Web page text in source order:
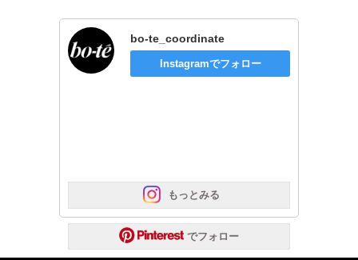
でフォロー
bo-te_coordinate
Instagramでフォロー
もっとみる